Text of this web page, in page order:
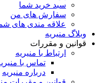
سبد خرید شما
سفارش های من
علاقه مندی های
وبلاگ منیریه
قوانین و مقررات
ارتباط با منیریه
تماس با
درباره منیریه